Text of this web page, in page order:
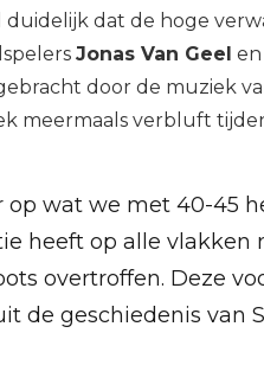
dat de hoge
Jonas Van Geel en
door de muziek
meermaals verbluft
op wat we met 40-45
heeft op alle vlakken
overtroffen. Deze
de geschiedenis van